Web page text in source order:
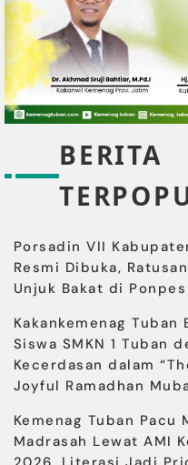
BERITA
Porsadin VII
Resmi Dibuka,
Unjuk Bakat di
Kakankemenag Tuban
Siswa SMKN 1 Tuban
Kecerdasan dalam
Joyful Ramadhan
Kemenag Tuban Pacu
Madrasah Lewat AMI